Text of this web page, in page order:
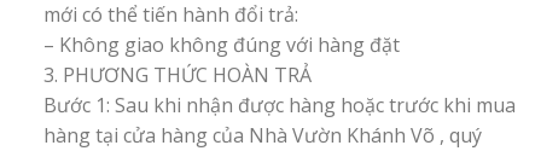
mới có thể tiến hành đổi trả:
– Không giao không đúng với hàng đặt
3. PHƯƠNG THỨC HOÀN TRẢ
Bước 1: Sau khi nhận được hàng hoặc trước khi mua
hàng tại cửa hàng của Nhà Vườn Khánh Võ , quý